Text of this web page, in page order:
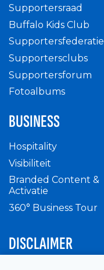
Supportersraad
Buffalo Kids Club
Supportersfederatie
Supportersclubs
Supportersforum
Fotoalbums
BUSINESS
Hospitality
Visibiliteit
Branded Content &
Activatie
360° Business Tour
DISCLAIMER